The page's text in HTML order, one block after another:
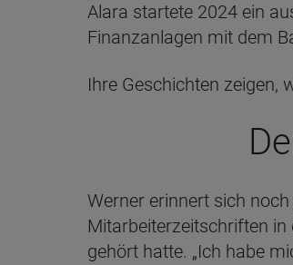
Alara startete 2024 ein
Finanzanlagen mit dem
Ihre Geschichten zeigen,
Werner erinnert sich
Mitarbeiterzeitschriften in
gehört hatte. „Ich habe